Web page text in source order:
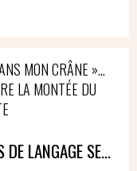
MON CRÂNE »…
LA MONTÉE DU
DE LANGAGE SE...